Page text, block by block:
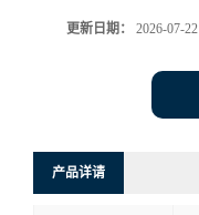
系
更新日期： 2026-07-22
产品详请